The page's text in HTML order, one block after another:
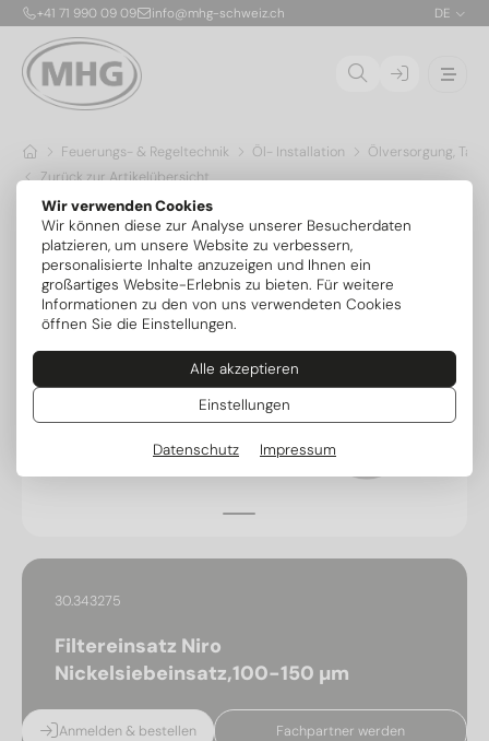
Wir verwenden Cookies
Wir können diese zur Analyse unserer Besucherdaten
platzieren, um unsere Website zu verbessern,
personalisierte Inhalte anzuzeigen und Ihnen ein
großartiges Website-Erlebnis zu bieten. Für weitere
Informationen zu den von uns verwendeten Cookies
öffnen Sie die Einstellungen.
Alle akzeptieren
Einstellungen
Datenschutz Impressum
+41 71 990 09 09 info@mhg-schweiz.ch DE
Feuerungs- & Regeltechnik Öl- Installation
Ölversorgung,
Zurück zur Artikelübersicht
30.343275
Filtereinsatz Niro
Nickelsiebeinsatz,100-150 µm
Anmelden & bestellen Fachpartner werden